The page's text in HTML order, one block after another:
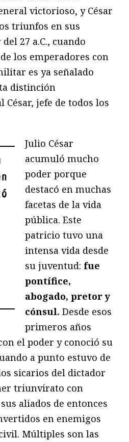
victorioso, y César
triunfos en sus
27 a.C., cuando
los emperadores con
es ya señalado
distinción
César, jefe de todos los
Julio César
acumuló mucho
poder porque
destacó en muchas
facetas de la vida
pública. Este
patricio tuvo una
intensa vida desde
su juventud: fue
pontífice,
abogado, pretor y
cónsul. Desde esos
primeros años
el poder y conoció su
a punto estuvo de
sicarios del dictador
triunvirato con
aliados de entonces
en enemigos
Múltiples son las